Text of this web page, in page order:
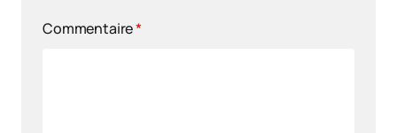
Commentaire*